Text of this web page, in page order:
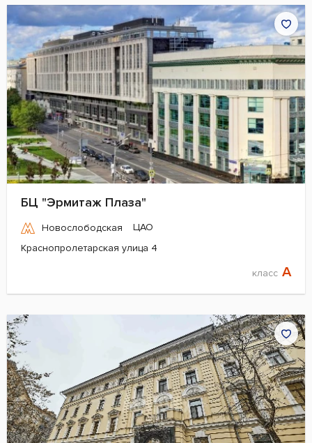
БЦ "Эрмитаж Плаза"
Новослободская
ЦАО
Краснопролетарская улица 4
класс A